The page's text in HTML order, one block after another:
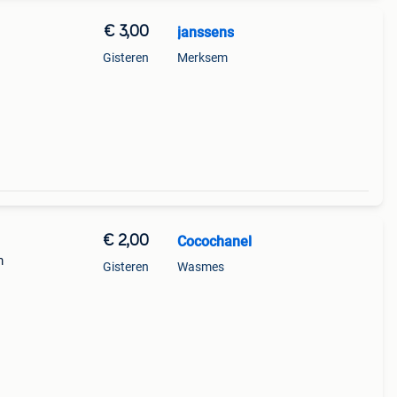
€ 3,00
Gisteren
janssens
Merksem
€ 2,00
Gisteren
Cocochanel
Wasmes